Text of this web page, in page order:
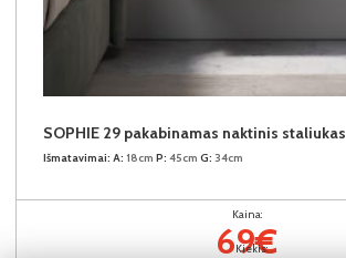
Kiekis:
SOPHIE 29 pakabinamas naktinis staliukas
Išmatavimai: A: 18cm P: 45cm G: 34cm
Kaina:
69€